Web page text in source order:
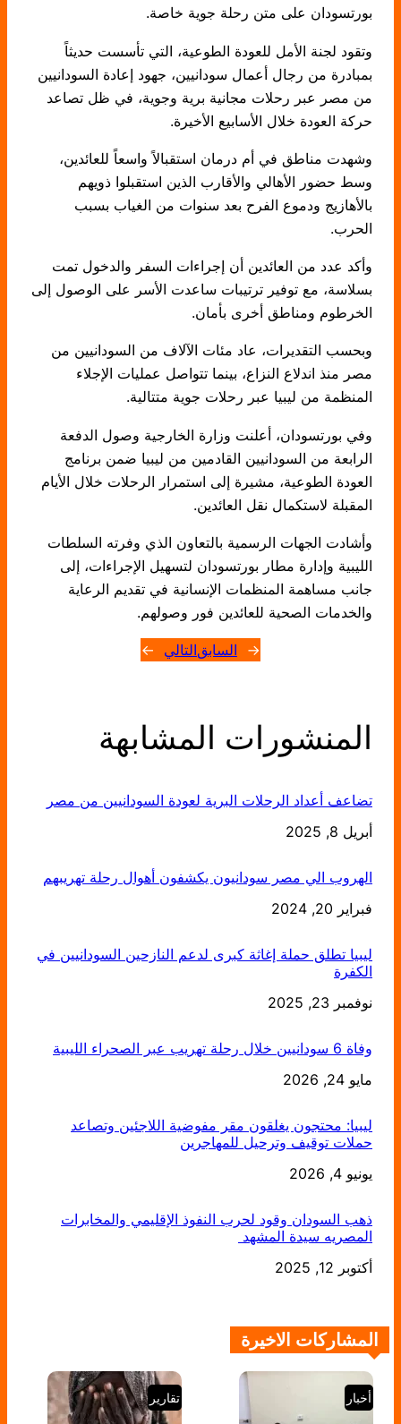
بورتسودان على متن رحلة جوية خاصة.
وتقود لجنة الأمل للعودة الطوعية، التي تأسست حديثاً
بمبادرة من رجال أعمال سودانيين، جهود إعادة السودانيين
من مصر عبر رحلات مجانية برية وجوية، في ظل تصاعد
حركة العودة خلال الأسابيع الأخيرة.
وشهدت مناطق في أم درمان استقبالاً واسعاً للعائدين،
وسط حضور الأهالي والأقارب الذين استقبلوا ذويهم
بالأهازيج ودموع الفرح بعد سنوات من الغياب بسبب
الحرب.
وأكد عدد من العائدين أن إجراءات السفر والدخول تمت
بسلاسة، مع توفير ترتيبات ساعدت الأسر على الوصول إلى
الخرطوم ومناطق أخرى بأمان.
وبحسب التقديرات، عاد مئات الآلاف من السودانيين من
مصر منذ اندلاع النزاع، بينما تتواصل عمليات الإجلاء
المنظمة من ليبيا عبر رحلات جوية متتالية.
وفي بورتسودان، أعلنت وزارة الخارجية وصول الدفعة
الرابعة من السودانيين القادمين من ليبيا ضمن برنامج
العودة الطوعية، مشيرة إلى استمرار الرحلات خلال الأيام
المقبلة لاستكمال نقل العائدين.
وأشادت الجهات الرسمية بالتعاون الذي وفرته السلطات
الليبية وإدارة مطار بورتسودان لتسهيل الإجراءات، إلى
جانب مساهمة المنظمات الإنسانية في تقديم الرعاية
والخدمات الصحية للعائدين فور وصولهم.
← السابقالتالي →
المنشورات المشابهة
تضاعف أعداد الرحلات البرية لعودة السودانيين من مصر
التاريخ
أبريل 8, 2025
الهروب الي مصر سودانيون يكشفون أهوال رحلة تهريبهم
التاريخ
فبراير 20, 2024
ليبيا تطلق حملة إغاثة كبرى لدعم النازحين السودانيين في
الكفرة
التاريخ
نوفمبر 23, 2025
وفاة 6 سودانيين خلال رحلة تهريب عبر الصحراء الليبية
التاريخ
مايو 24, 2026
ليبيا: محتجون يغلقون مقر مفوضية اللاجئين وتصاعد
حملات توقيف وترحيل للمهاجرين
التاريخ
يونيو 4, 2026
ذهب السودان وقود لحرب النفوذ الإقليمي والمخابرات
المصريه سيدة المشهد
التاريخ
أكتوبر 12, 2025
المشاركات الاخيرة
أخبار تقارير